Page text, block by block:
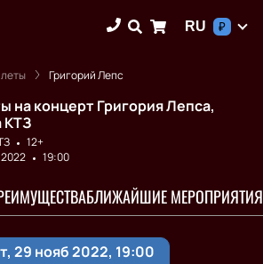
RU ₽
Григорий Лепс
на концерт Григория Лепса,
КТЗ
12+
19:00
БЛИЖАЙШИЕ МЕРОПРИЯТИЯ